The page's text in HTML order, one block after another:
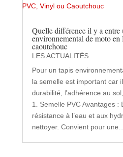
Quelle différence il y a entre
environnemental de moto
caoutchouc
LES ACTUALITÉS
Pour un tapis
la semelle est important car
durabilité, l’adhérence au
1. Semelle PVC Avantages :
résistance à l’eau et aux
nettoyer. Convient pour une…